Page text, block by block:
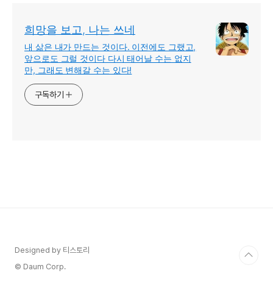
희망을 보고, 나는 쓰네
내 삶은 내가 만드는 것이다. 이전에도 그랬고,
앞으로도 그럴 것이다 다시 태어날 수는 없지
만, 그래도 변해갈 수는 있다!
구독하기
Designed by 티스토리
© Daum Corp.